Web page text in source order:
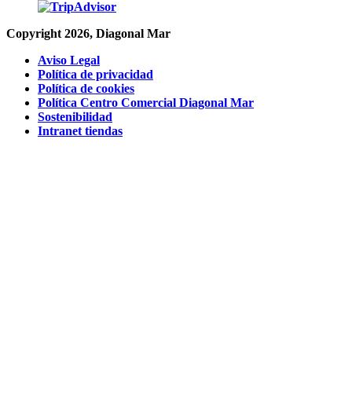
Copyright 2026, Diagonal Mar
Aviso Legal
Política de privacidad
Política de cookies
Política Centro Comercial Diagonal Mar
Sostenibilidad
Intranet tiendas